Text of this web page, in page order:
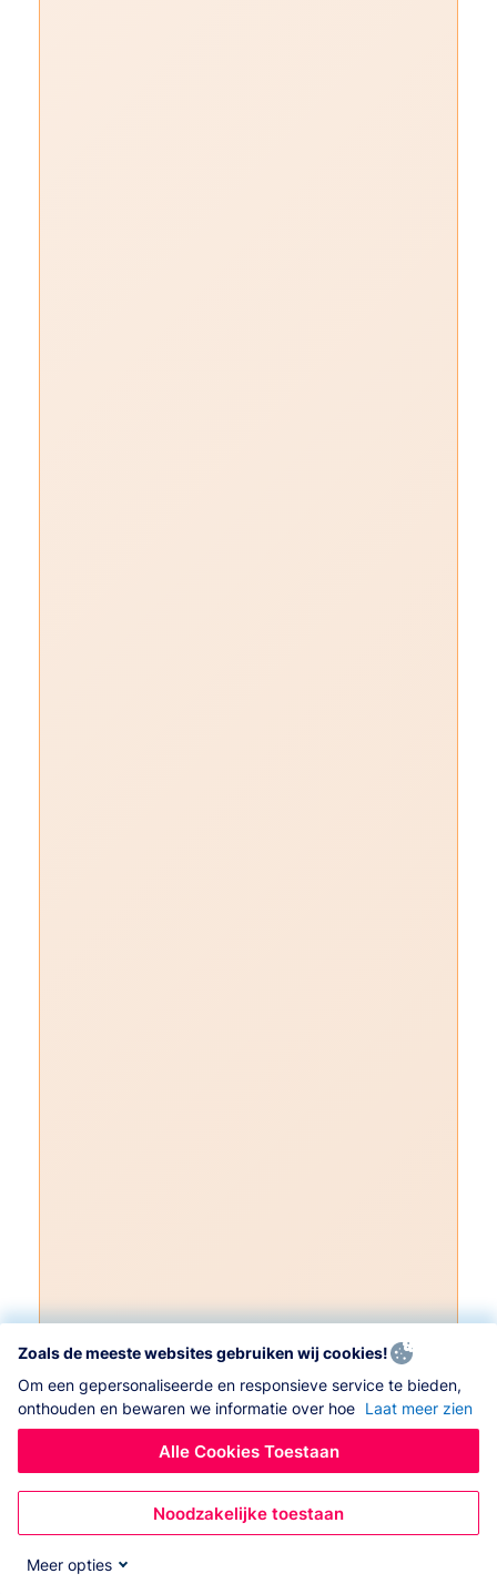
Zoals de meeste websites gebruiken wij cookies!
Om een gepersonaliseerde en responsieve service te bieden,
onthouden en bewaren we informatie over hoe Laat meer zien
Alle Cookies Toestaan
Noodzakelijke toestaan
Meer opties